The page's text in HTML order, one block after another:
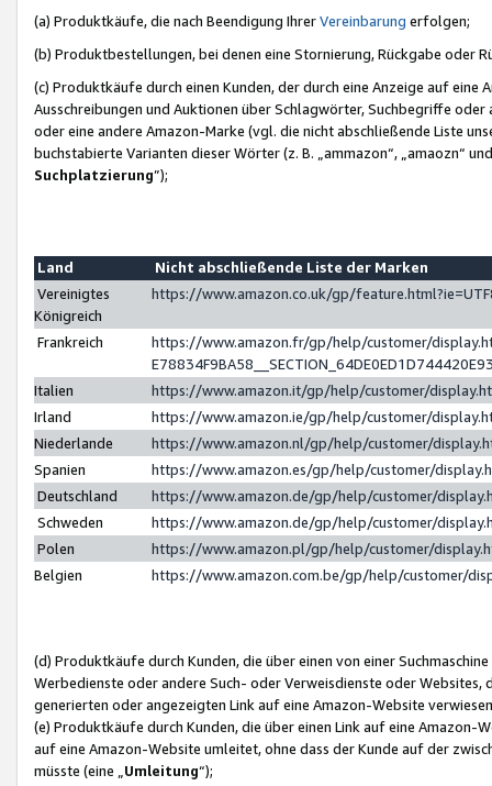
(a) Produktkäufe, die nach Beendigung IhrerVereinbarung erfolgen;
(b) Produktbestellungen, bei denen eine Stornierung, Rückgabe oder
(c) Produktkäufe durch einen Kunden, der durch eine Anzeige auf
Ausschreibungen und Auktionen über Schlagwörter, Suchbegriffe
oder eine andere Amazon-Marke (vgl. die nicht abschließende Liste
buchstabierte Varianten dieser Wörter (z. B. „ammazon“, „amaozn“
Suchplatzierung”);
Land
Nicht abschließende Liste der Marken
Vereinigtes
Königreich
https://www.amazon.co.uk/gp/
Frankreich
https://www.amazon.fr/gp/help/customer/
Italien
https://www.amazon.it/gp/help/customer/
Irland
https://www.amazon.ie/gp/help/customer/
Niederlande
https://www.amazon.nl/gp/help/customer/
Spanien
https://www.amazon.es/gp/help/customer/
Deutschland
https://www.amazon.de/gp/help/customer/
Schweden
https://www.amazon.de/gp/help/customer/
Polen
https://www.amazon.pl/gp/help/customer/
Belgien
https://www.amazon.com.be/gp/help/customer/
(d) Produktkäufe durch Kunden, die über einen von einer
Werbedienste oder andere Such- oder Verweisdienste oder Websites,
generierten oder angezeigten Link auf eine Amazon-Website
(e) Produktkäufe durch Kunden, die über einen Link auf eine
auf eine Amazon-Website umleitet, ohne dass der Kunde auf der
müsste (eine „ Umleitung“);